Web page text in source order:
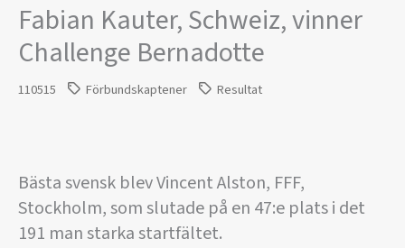
Fabian Kauter, Schweiz, vinner
Challenge Bernadotte
110515 Förbundskaptener Resultat
Bästa svensk blev Vincent Alston, FFF,
Stockholm, som slutade på en 47:e plats i det
191 man starka startfältet.